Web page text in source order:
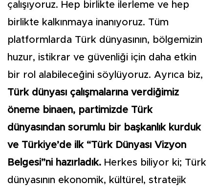
çalışıyoruz. Hep birlikte ilerleme ve hep
birlikte kalkınmaya inanıyoruz. Tüm
platformlarda Türk dünyasının, bölgemizin
huzur, istikrar ve güvenliği için daha etkin
bir rol alabileceğini söylüyoruz. Ayrıca biz,
Türk dünyası çalışmalarına verdiğimiz
öneme binaen, partimizde Türk
dünyasından sorumlu bir başkanlık kurduk
ve Türkiye’de ilk “Türk Dünyası Vizyon
Belgesi”ni hazırladık. Herkes biliyor ki; Türk
dünyasının ekonomik, kültürel, stratejik